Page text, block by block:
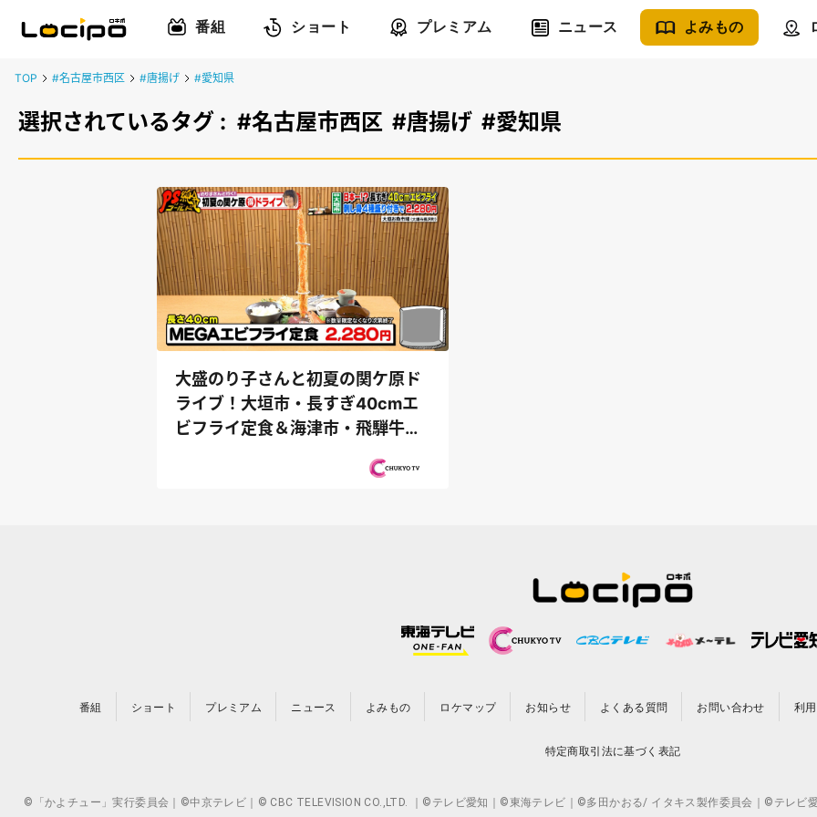
番組 ショート プレミアム ニュース よみもの
TOP #名古屋市西区 #唐揚げ #愛知県
選択されているタグ : #名古屋市西区 #唐揚げ #愛知県
大盛のり子さんと初夏の関ケ原ド
ライブ！大垣市・長すぎ40cmエ
ビフライ定食＆海津市・飛騨牛中
番組 ショート プレミアム ニュース よみもの ロケマップ お知らせ よくある質問 お問い合わせ 利
特定商取引法に基づく表記
©「かよチュー」実行委員会｜©中京テレビ｜© CBC TELEVISION CO.,LTD. ｜©テレビ愛知｜©東海テレビ｜©多田かおる/ イタキス製作委員会｜©テレビ